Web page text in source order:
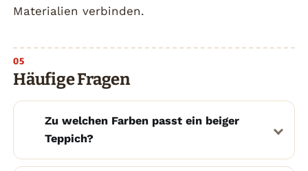
Materialien verbinden.
Häufige Fragen
Zu welchen Farben passt ein beiger
Teppich?